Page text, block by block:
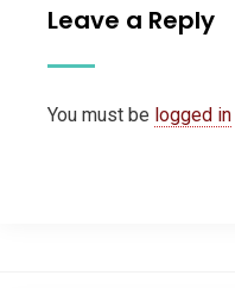
Leave a Reply
You must be logged in